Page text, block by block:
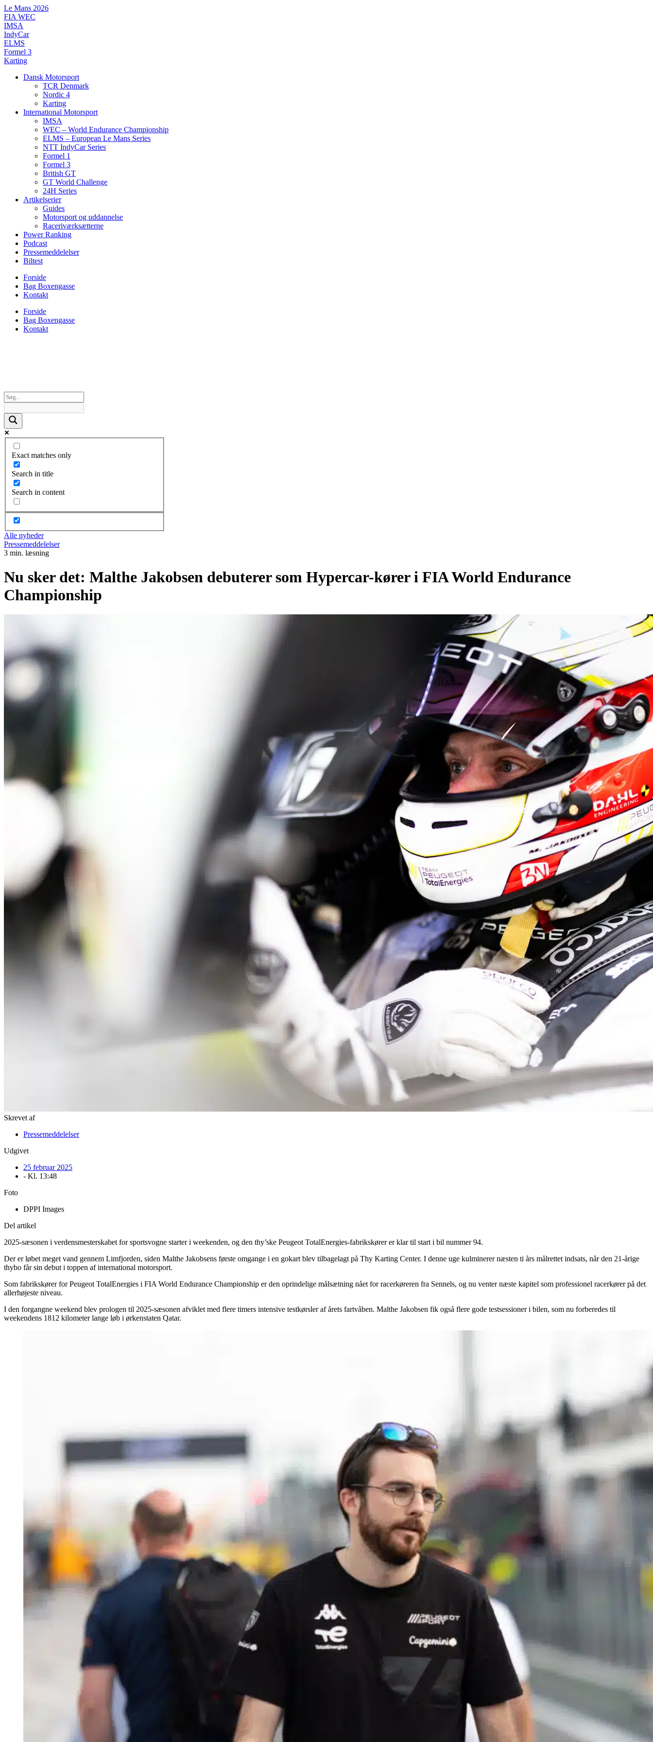
Videre
til
indhold
Le Mans 2026
FIA WEC
IMSA
IndyCar
ELMS
Formel 3
Karting
Dansk Motorsport
TCR Denmark
Nordic 4
Karting
International Motorsport
IMSA
WEC – World Endurance Championship
ELMS – European Le Mans Series
NTT IndyCar Series
Formel 1
Formel 3
British GT
GT World Challenge
24H Series
Artikelserier
Guides
Motorsport og uddannelse
Raceriværksætterne
Power Ranking
Podcast
Pressemeddelelser
Biltest
Forside
Bag Boxengasse
Kontakt
Forside
Bag Boxengasse
Kontakt
Exact matches only
Search in title
Search in content
Alle nyheder
Pressemeddelelser
3 min. læsning
Nu sker det: Malthe Jakobsen debuterer som Hypercar-kører i FIA World Endurance
Championship
Skrevet af
Pressemeddelelser
Udgivet
25 februar 2025
- Kl. 13:48
Foto
DPPI Images
Del artikel
2025-sæsonen i verdensmesterskabet for sportsvogne starter i weekenden, og den thy’ske Peugeot TotalEnergies-fabrikskører er klar til start i bil nummer 94.
Der er løbet meget vand gennem Limfjorden, siden Malthe Jakobsens første omgange i en gokart blev tilbagelagt på Thy Karting Center. I denne uge kulminerer næsten ti års målrettet indsats, når den 21-årige
thybo får sin debut i toppen af international motorsport.
Som fabrikskører for Peugeot TotalEnergies i FIA World Endurance Championship er den oprindelige målsætning nået for racerkøreren fra Sennels, og nu venter næste kapitel som professionel racerkører på det
allerhøjeste niveau.
I den forgangne weekend blev prologen til 2025-sæsonen afviklet med flere timers intensive testkørsler af årets fartvåben. Malthe Jakobsen fik også flere gode testsessioner i bilen, som nu forberedes til
weekendens 1812 kilometer lange løb i ørkenstaten Qatar.